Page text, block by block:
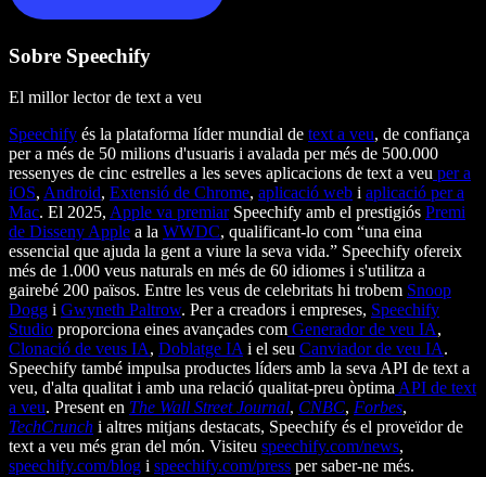
Sobre Speechify
El millor lector de text a veu
Speechify és la plataforma líder mundial de text a veu, de confiança
per a més de 50 milions d'usuaris i avalada per més de 500.000
ressenyes de cinc estrelles a les seves aplicacions de text a veu per a
iOS, Android, Extensió de Chrome, aplicació web i aplicació per a
Mac. El 2025, Apple va premiarSpeechify amb el prestigiós Premi
de Disseny Apple a la WWDC, qualificant-lo com “una eina
essencial que ajuda la gent a viure la seva vida.” Speechify ofereix
més de 1.000 veus naturals en més de 60 idiomes i s'utilitza a
gairebé 200 països. Entre les veus de celebritats hi trobem Snoop
Dogg i Gwyneth Paltrow. Per a creadors i empreses, Speechify
Studio proporciona eines avançades com Generador de veu IA,
Clonació de veus IA, Doblatge IA i el seu Canviador de veu IA.
Speechify també impulsa productes líders amb la seva API de text a
veu, d'alta qualitat i amb una relació qualitat-preu òptima API de text
a veu. Present en The Wall Street Journal, CNBC, Forbes,
TechCrunch i altres mitjans destacats, Speechify és el proveïdor de
text a veu més gran del món. Visiteu speechify.com/news,
speechify.com/blog i speechify.com/press per saber-ne més.